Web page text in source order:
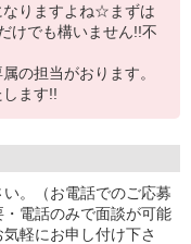
なりますよね☆まずは
けでも構いません!!不
の担当がおります。
ます!!
い。（お電話でのご応募
電話のみで面談が可能
軽にお申し付け下さ